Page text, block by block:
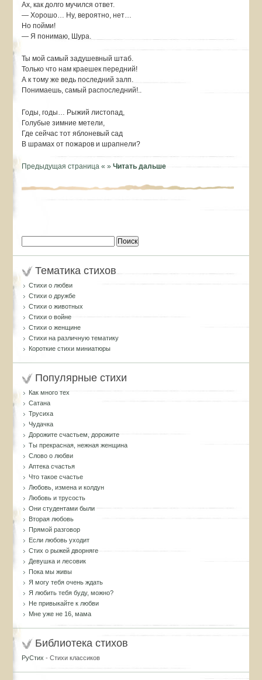
Ах, как долго мучился ответ.
— Хорошо… Ну, вероятно, нет…
Но пойми!
— Я понимаю, Шура.
Ты мой самый задушевный штаб.
Только что нам краешек передний!
А к тому же ведь последний залп.
Понимаешь, самый распоследний!..
Годы, годы… Рыжий листопад,
Голубые зимние метели,
Где сейчас тот яблоневый сад
В шрамах от пожаров и шрапнели?
Предыдущая страница «»Читать дальше
Тематика стихов
Стихи о любви
Стихи о дружбе
Стихи о животных
Стихи о войне
Стихи о женщине
Стихи на различную тематику
Короткие стихи миниатюры
Популярные стихи
Как много тех
Сатана
Трусиха
Чудачка
Дорожите счастьем, дорожите
Ты прекрасная, нежная женщина
Слово о любви
Аптека счастья
Что такое счастье
Любовь, измена и колдун
Любовь и трусость
Они студентами были
Вторая любовь
Прямой разговор
Если любовь уходит
Стих о рыжей дворняге
Девушка и лесовик
Пока мы живы
Я могу тебя очень ждать
Я любить тебя буду, можно?
Не привыкайте к любви
Мне уже не 16, мама
Библиотека стихов
РуСтих - Стихи классиков